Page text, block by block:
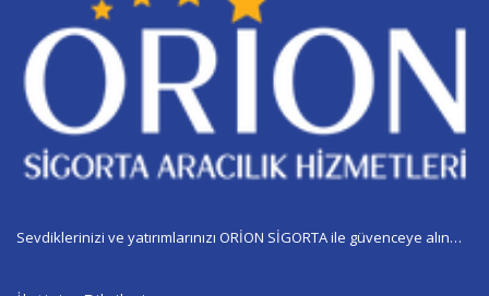
Sevdiklerinizi ve yatırımlarınızı ORİON SİGORTA ile güvenceye alın…